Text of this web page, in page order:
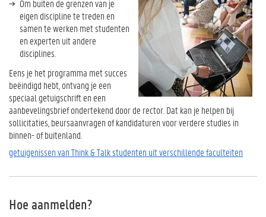
Om buiten de grenzen van je
eigen discipline te treden en
samen te werken met studenten
en experten uit andere
disciplines.
Eens je het programma met succes
beëindigd hebt, ontvang je een
speciaal getuigschrift en een
aanbevelingsbrief ondertekend door de rector. Dat kan je helpen bij
sollicitaties, beursaanvragen of kandidaturen voor verdere studies in
binnen- of buitenland.
getuigenissen van Think & Talk studenten uit verschillende faculteiten
Hoe aanmelden?